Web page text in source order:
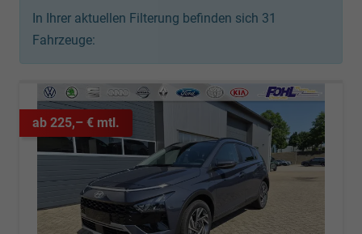
In Ihrer aktuellen Filterung befinden sich 31
Fahrzeuge:
ab 225,– € mtl.